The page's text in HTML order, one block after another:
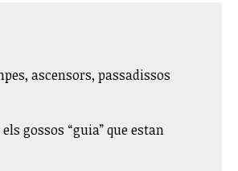
ascensors, passadissos
gossos “guia” que estan